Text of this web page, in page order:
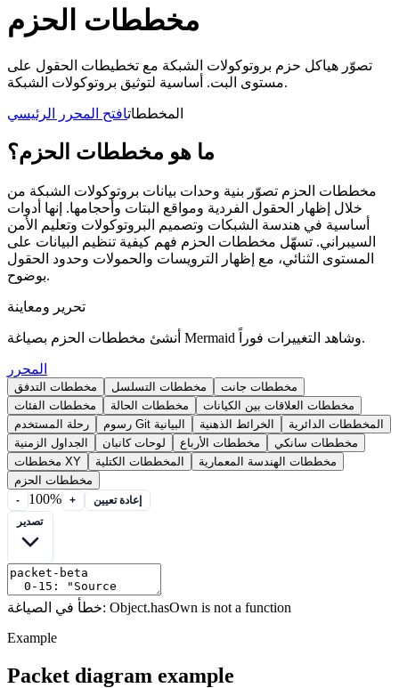
مخططات الحزم
تصوّر هياكل حزم بروتوكولات الشبكة مع تخطيطات الحقول على
مستوى البت. أساسية لتوثيق بروتوكولات الشبكة.
المخططاتافتح المحرر الرئيسي
ما هو مخططات الحزم؟
مخططات الحزم تصوّر بنية وحدات بيانات بروتوكولات الشبكة من
خلال إظهار الحقول الفردية ومواقع البتات وأحجامها. إنها أدوات
أساسية في هندسة الشبكات وتصميم البروتوكولات وتعليم الأمن
السيبراني. تسهّل مخططات الحزم فهم كيفية تنظيم البيانات على
المستوى الثنائي، مع إظهار الترويسات والحمولات وحدود الحقول
بوضوح.
تحرير ومعاينة
أنشئ مخططات الحزم بصياغة Mermaid وشاهد التغييرات فوراً.
المحرر
مخططات التدفق مخططات التسلسل
مخططات جانت
مخططات الفئات
مخططات الحالة
مخططات العلاقات بين الكيانات
رحلة المستخدم
رسوم Git البيانية الخرائط الذهنية
المخططات الدائرية
الجداول الزمنية
لوحات كانبان مخططات الأرباع
مخططات سانكي
مخططات XY
المخططات الكتلية
مخططات الهندسة المعمارية
مخططات الحزم
- 100% +
إعادة تعيين
تصدير
خطأ في الصياغة: Object.hasOwn is not a function
Example
Packet diagram example